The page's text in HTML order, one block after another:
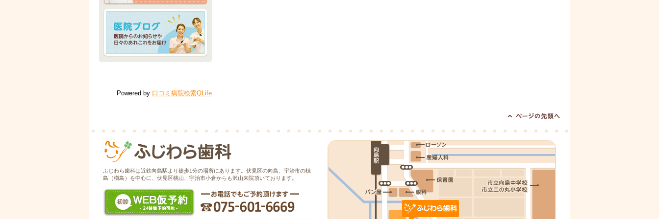
Powered by 口コミ病院検索QLife
ふじわら歯科は近鉄向島駅より徒歩1分の場所にあります。伏見区の向島、宇治市の槙
島（槇島）を中心に、伏見区桃山、宇治市小倉からも沢山来院頂いております。